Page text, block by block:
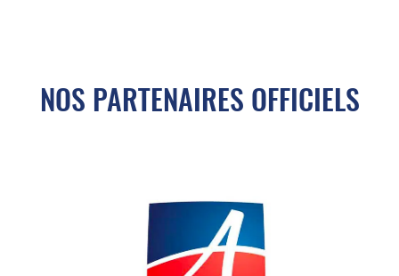
NOS PARTENAIRES OFFICIELS